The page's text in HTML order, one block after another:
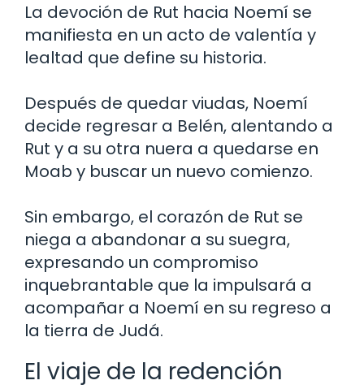
La devoción de Rut hacia Noemí se
manifiesta en un acto de valentía y
lealtad que define su historia.
Después de quedar viudas, Noemí
decide regresar a Belén, alentando a
Rut y a su otra nuera a quedarse en
Moab y buscar un nuevo comienzo.
Sin embargo, el corazón de Rut se
niega a abandonar a su suegra,
expresando un compromiso
inquebrantable que la impulsará a
acompañar a Noemí en su regreso a
la tierra de Judá.
El viaje de la redención